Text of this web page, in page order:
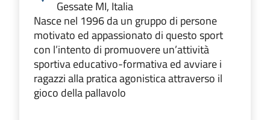
Gessate MI, Italia
Nasce nel 1996 da un gruppo di persone
motivato ed appassionato di questo sport
con l’intento di promuovere un’attività
sportiva educativo-formativa ed avviare i
ragazzi alla pratica agonistica attraverso il
gioco della pallavolo